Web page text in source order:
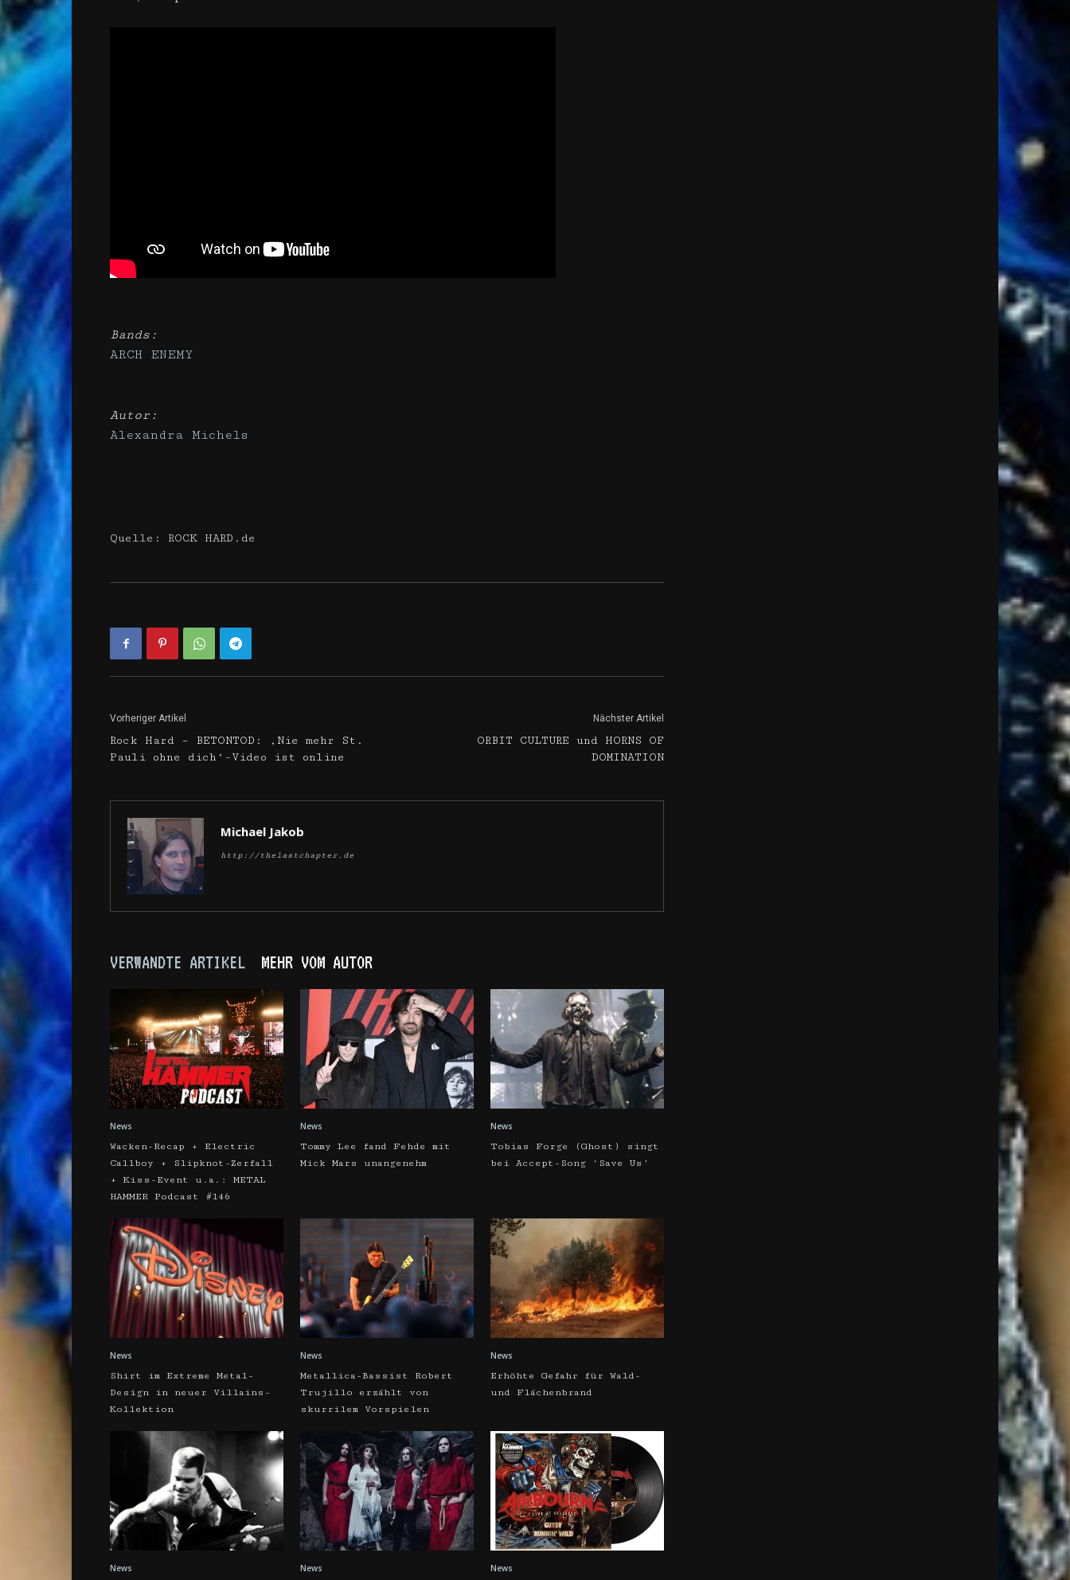
Bands:
ARCH ENEMY
Autor:
Alexandra Michels
Quelle: ROCK HARD.de
Vorheriger Artikel
Rock Hard – BETONTOD: ‚Nie mehr St.
Pauli ohne dich‘-Video ist online
Nächster Artikel
ORBIT CULTURE und HORNS OF
DOMINATION
Michael Jakob
http://thelastchapter.de
VERWANDTE ARTIKEL MEHR VOM AUTOR
News
Wacken-Recap + Electric
Callboy + Slipknot-Zerfall
+ Kiss-Event u.a.: METAL
HAMMER Podcast #146
News
Tommy Lee fand Fehde mit
Mick Mars unangenehm
News
Tobias Forge (Ghost) singt
bei Accept-Song ‘Save Us’
News
Shirt im Extreme Metal-
Design in neuer Villains-
Kollektion
News
Metallica-Bassist Robert
Trujillo erzählt von
skurrilem Vorspielen
News
Erhöhte Gefahr für Wald-
und Flächenbrand
News News News